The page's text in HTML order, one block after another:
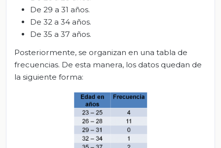
De 29 a 31 años.
De 32 a 34 años.
De 35 a 37 años.
Posteriormente, se organizan en una tabla de
frecuencias. De esta manera, los datos quedan de
la siguiente forma: